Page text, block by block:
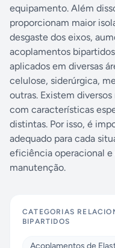
equipamento. Além
proporcionam maior
desgaste dos eixos,
acoplamentos
aplicados em diversas
celulose, siderúrgica,
outras. Existem
com características
distintas. Por isso, é
adequado para cada
eficiência operacional e
manutenção.
CATEGORIAS
BIPARTIDOS
Acoplamentos de